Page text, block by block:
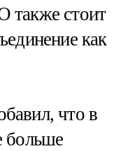
также стоит
как
что в
больше